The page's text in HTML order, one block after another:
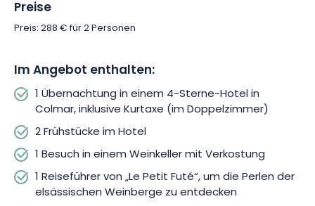
und gotischen Kirchen sowie den Schlössern und Festungen,
Preise
Preis: 288 € für 2 Personen
Im Angebot enthalten:
1 Übernachtung in einem 4-Sterne-Hotel in
Colmar, inklusive Kurtaxe (im Doppelzimmer)
2 Frühstücke im Hotel
1 Besuch in einem Weinkeller mit Verkostung
1 Reiseführer von „Le Petit Futé“, um die Perlen der
elsässischen Weinberge zu entdecken